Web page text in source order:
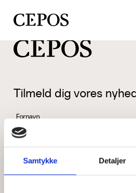
Samtykke Detaljer
CEPOS logo
Tilmeld dig vores
Fornavn
Efternavn